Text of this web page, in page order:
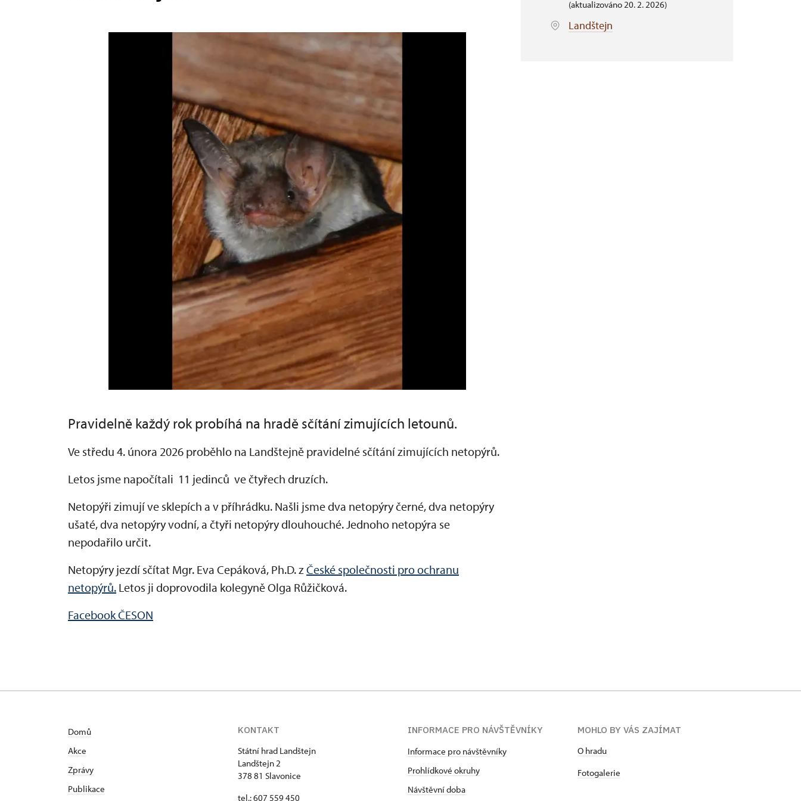
Pravidelně každý rok probíhá na hradě sčítání zimujících letounů.
Ve středu 4. února 2026 proběhlo na Landštejně pravidelné sčítání zimujících netopýrů.
Letos jsme napočítali 11 jedinců ve čtyřech druzích.
Netopýři zimují ve sklepích a v příhrádku. Našli jsme dva netopýry černé, dva netopýry
ušaté, dva netopýry vodní, a čtyři netopýry dlouhouché. Jednoho netopýra se
nepodařilo určit.
Netopýry jezdí sčítat Mgr. Eva Cepáková, Ph.D. zČeské společnosti pro ochranu
netopýrů. Letos ji doprovodila kolegyně Olga Růžičková.
Facebook ČESON
(aktualizováno 20. 2. 2026)
Landštejn
Domů
Akce
Zprávy
Publikace
KONTAKT
Státní hrad Landštejn
Landštejn 2
378 81 Slavonice
tel.: 607 559 450
INFORMACE PRO NÁVŠTĚVNÍKY
Informace pro návštěvníky
Prohlídkové okruhy
Návštěvní doba
MOHLO BY VÁS ZAJÍMAT
O hradu
Fotogalerie